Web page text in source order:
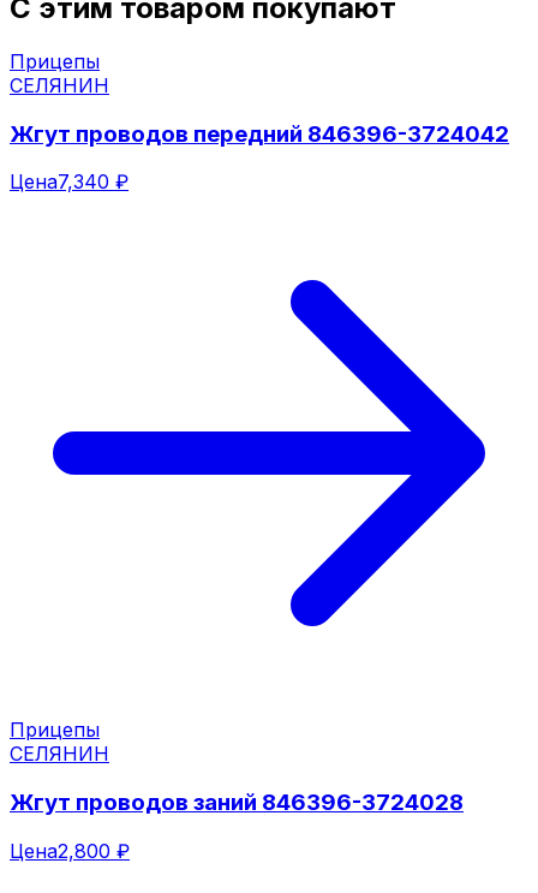
С этим товаром покупают
Прицепы
СЕЛЯНИН
Жгут проводов передний 846396-3724042
Цена7,340 ₽
Прицепы
СЕЛЯНИН
Жгут проводов заний 846396-3724028
Цена2,800 ₽